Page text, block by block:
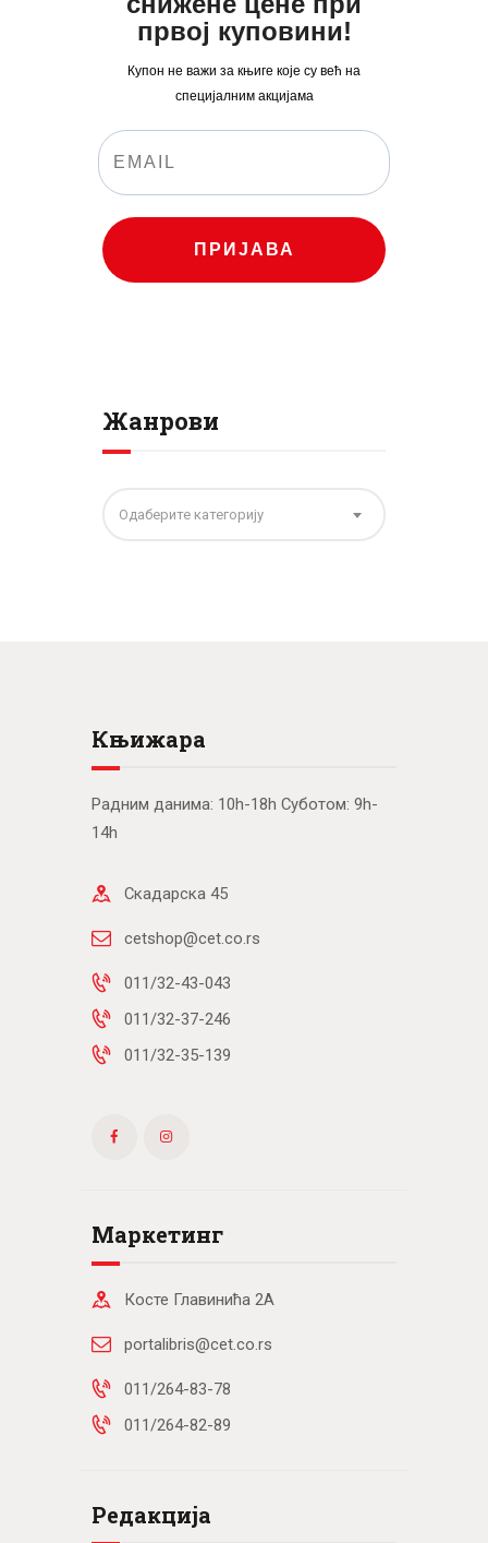
првој куповини!
Купон не важи за књиге које су већ на
специјалним акцијама
ПРИЈАВА
Жанрови
Одаберите категорију
Књижара
Радним данима: 10h-18h Суботом: 9h-
14h
Скадарска 45
cetshop@cet.co.rs
011/32-43-043
011/32-37-246
011/32-35-139
Маркетинг
Косте Главинића 2А
portalibris@cet.co.rs
011/264-83-78
011/264-82-89
Редакција